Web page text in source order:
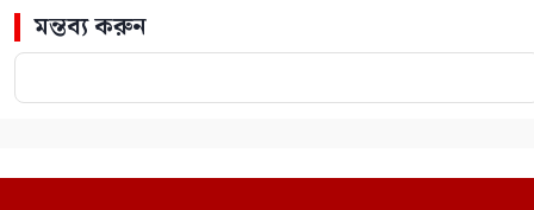
মন্তব্য করুন